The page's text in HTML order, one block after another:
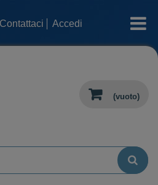
Contattaci Accedi categorie
(vuoto)